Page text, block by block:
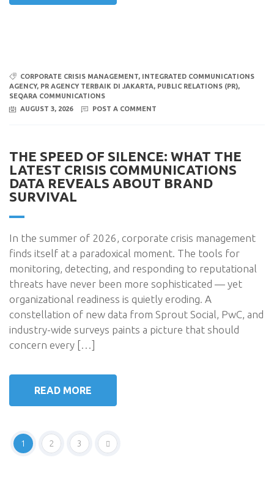
CORPORATE CRISIS MANAGEMENT, INTEGRATED COMMUNICATIONS
AGENCY, PR AGENCY TERBAIK DI JAKARTA, PUBLIC RELATIONS (PR),
SEQARA COMMUNICATIONS
AUGUST 3, 2026
POST A COMMENT
THE SPEED OF SILENCE: WHAT THE
LATEST CRISIS COMMUNICATIONS
DATA REVEALS ABOUT BRAND
SURVIVAL
In the summer of 2026, corporate crisis management
finds itself at a paradoxical moment. The tools for
monitoring, detecting, and responding to reputational
threats have never been more sophisticated — yet
organizational readiness is quietly eroding. A
constellation of new data from Sprout Social, PwC, and
industry-wide surveys paints a picture that should
concern every […]
READ MORE
1 2 3